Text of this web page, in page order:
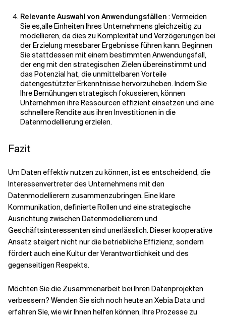
Relevante Auswahl von Anwendungsfällen : Vermeiden
Sie es,alle Einheiten Ihres Unternehmens gleichzeitig zu
modellieren, da dies zu Komplexität und Verzögerungen bei
der Erzielung messbarer Ergebnisse führen kann. Beginnen
Sie stattdessen mit einem bestimmten Anwendungsfall,
der eng mit den strategischen Zielen übereinstimmt und
das Potenzial hat, die unmittelbaren Vorteile
datengestützter Erkenntnisse hervorzuheben. Indem Sie
Ihre Bemühungen strategisch fokussieren, können
Unternehmen ihre Ressourcen effizient einsetzen und eine
schnellere Rendite aus ihren Investitionen in die
Datenmodellierung erzielen.
Fazit
Um Daten effektiv nutzen zu können, ist es entscheidend, die
Interessenvertreter des Unternehmens mit den
Datenmodellierern zusammenzubringen. Eine klare
Kommunikation, definierte Rollen und eine strategische
Ausrichtung zwischen Datenmodellierern und
Geschäftsinteressenten sind unerlässlich. Dieser kooperative
Ansatz steigert nicht nur die betriebliche Effizienz, sondern
fördert auch eine Kultur der Verantwortlichkeit und des
gegenseitigen Respekts.
Möchten Sie die Zusammenarbeit bei Ihren Datenprojekten
verbessern? Wenden Sie sich noch heute an Xebia Data und
erfahren Sie, wie wir Ihnen helfen können, Ihre Prozesse zu